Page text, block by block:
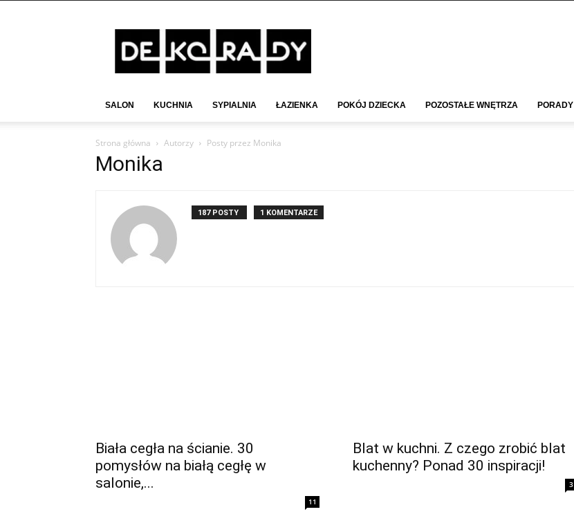
Deko-
Rady.pl
SALON KUCHNIA SYPIALNIA ŁAZIENKA POKÓJ DZIECKA POZOSTAŁE WNĘTRZA PORADY
Strona główna Autorzy Posty przez Monika
Monika
187 POSTY 1 KOMENTARZE
Biała cegła na ścianie. 30
pomysłów na białą cegłę w
salonie,...
11
Blat w kuchni. Z czego zrobić blat
kuchenny? Ponad 30 inspiracji!
3